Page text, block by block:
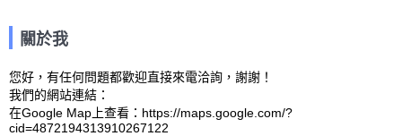
關於我
您好，有任何問題都歡迎直接來電洽詢，謝謝！
我們的網站連結：
在Google Map上查看：https://maps.google.com/?
cid=4872194313910267122